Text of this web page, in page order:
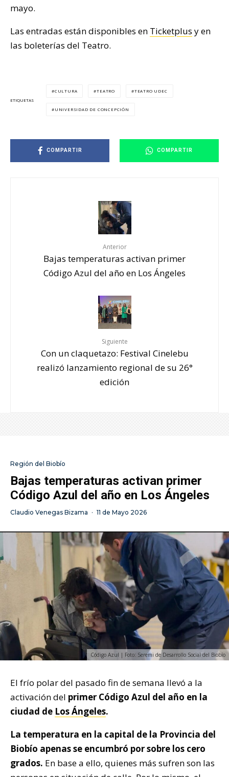
mayo.
Las entradas están disponibles en Ticketplus y en
las boleterías del Teatro.
ETIQUETAS
CULTURA TEATRO TEATRO UDEC
UNIVERSIDAD DE CONCEPCIÓN
COMPARTIR COMPARTIR
Anterior
Bajas temperaturas activan primer
Código Azul del año en Los Ángeles
Siguiente
Con un claquetazo: Festival Cinelebu
realizó lanzamiento regional de su 26°
edición
Región del Biobío
Bajas temperaturas activan primer
Código Azul del año en Los Ángeles
Claudio Venegas Bizama · 11 de Mayo 2026
Código Azul | Foto: Seremi de Desarrollo Social del Biobío
El frío polar del pasado fin de semana llevó a la
activación del primer Código Azul del año en la
ciudad de Los Ángeles.
La temperatura en la capital de la Provincia del
Biobío apenas se encumbró por sobre los cero
grados. En base a ello, quienes más sufren son las